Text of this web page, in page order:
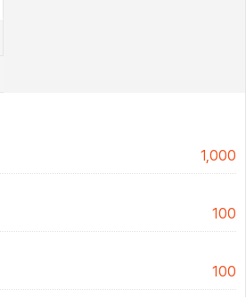
1,000
100
100